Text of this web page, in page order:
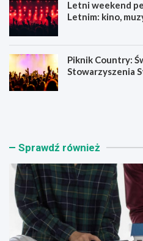
Letni weekend
Letnim: kino,
Piknik Country:
Stowarzyszenia
Ś
n
z
W
j
2
0
2
Sprawdź również